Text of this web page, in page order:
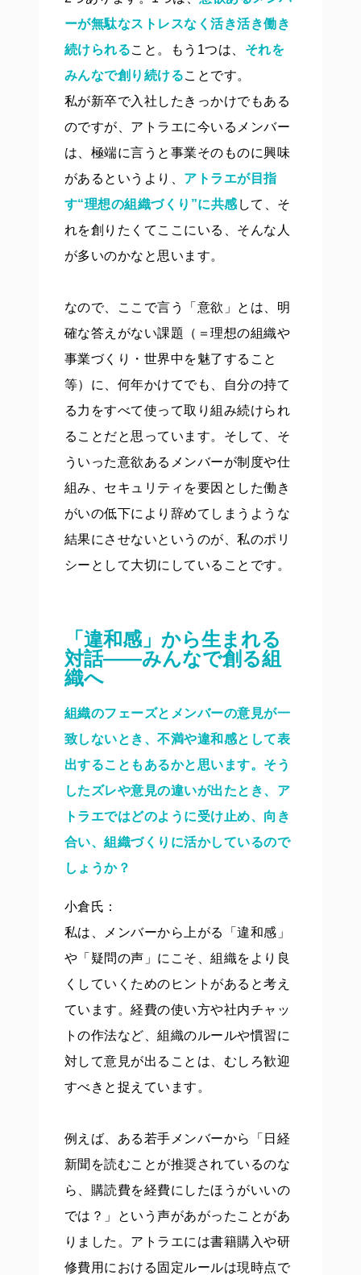
ーが無駄なストレスなく活き活き働き
続けられること。もう1つは、 それを
みんなで創り続けることです。
私が新卒で入社したきっかけでもある
のですが、アトラエに今いるメンバー
は、極端に言うと事業そのものに興味
があるというより、 アトラエが目指
す“理想の組織づくり”に共感 して、そ
れを創りたくてここにいる、そんな人
が多いのかなと思います。
なので、ここで言う「意欲」とは、明
確な答えがない課題（＝理想の組織や
事業づくり・世界中を魅了すること
等）に、何年かけてでも、自分の持て
る力をすべて使って取り組み続けられ
ることだと思っています。そして、そ
ういった意欲あるメンバーが制度や仕
組み、セキュリティを要因とした働き
がいの低下により辞めてしまうような
結果にさせないというのが、私のポリ
シーとして大切にしていることです。
「違和感」から生まれる
対話——みんなで創る組
織へ
組織のフェーズとメンバーの意見が一
致しないとき、不満や違和感として表
出することもあるかと思います。そう
したズレや意見の違いが出たとき、ア
トラエではどのように受け止め、向き
合い、組織づくりに活かしているので
しょうか？
小倉氏：
私は、メンバーから上がる「違和感」
や「疑問の声」にこそ、組織をより良
くしていくためのヒントがあると考え
ています。経費の使い方や社内チャッ
トの作法など、組織のルールや慣習に
対して意見が出ることは、むしろ歓迎
すべきと捉えています。
例えば、ある若手メンバーから「日経
新聞を読むことが推奨されているのな
ら、購読費を経費にしたほうがいいの
では？」という声があがったことがあ
りました。アトラエには書籍購入や研
修費用における固定ルールは現時点で